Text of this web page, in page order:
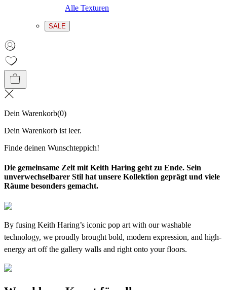
Alle Texturen
SALE
Dein Warenkorb(0)
Dein Warenkorb ist leer.
Finde deinen Wunschteppich!
Die gemeinsame Zeit mit Keith Haring geht zu Ende. Sein
unverwechselbarer Stil hat unsere Kollektion geprägt und viele
Räume besonders gemacht.
By fusing Keith Haring’s iconic pop art with our washable
technology, we proudly brought bold, modern expression, and high-
energy art off the gallery walls and right onto your floors.